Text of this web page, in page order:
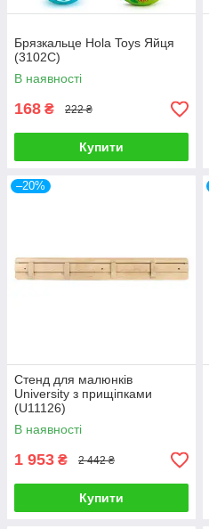
Брязкальце Hola Toys Яйця
(3102C)
В наявності
168 ₴ 222 ₴
Купити
–20%
Стенд для малюнків
University з прищіпками
(U11126)
В наявності
1 953 ₴ 2 442 ₴
Купити